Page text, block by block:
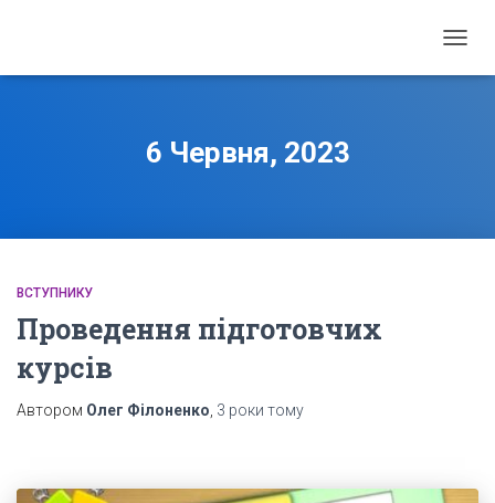
6 Червня, 2023
ВСТУПНИКУ
Проведення підготовчих
курсів
Автором Олег Філоненко 3 роки тому